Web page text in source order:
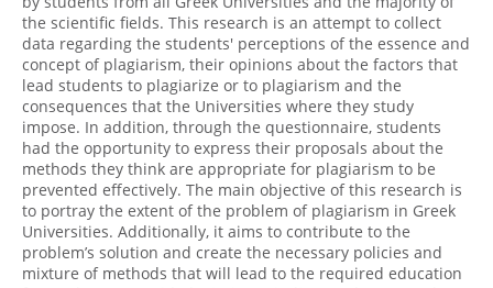
the scientific fields. This research is an attempt to collect
data regarding the students' perceptions of the essence and
concept of plagiarism, their opinions about the factors that
lead students to plagiarize or to plagiarism and the
consequences that the Universities where they study
impose. In addition, through the questionnaire, students
had the opportunity to express their proposals about the
methods they think are appropriate for plagiarism to be
prevented effectively. The main objective of this research is
to portray the extent of the problem of plagiarism in Greek
Universities. Additionally, it aims to contribute to the
problem’s solution and create the necessary policies and
mixture of methods that will lead to the required education